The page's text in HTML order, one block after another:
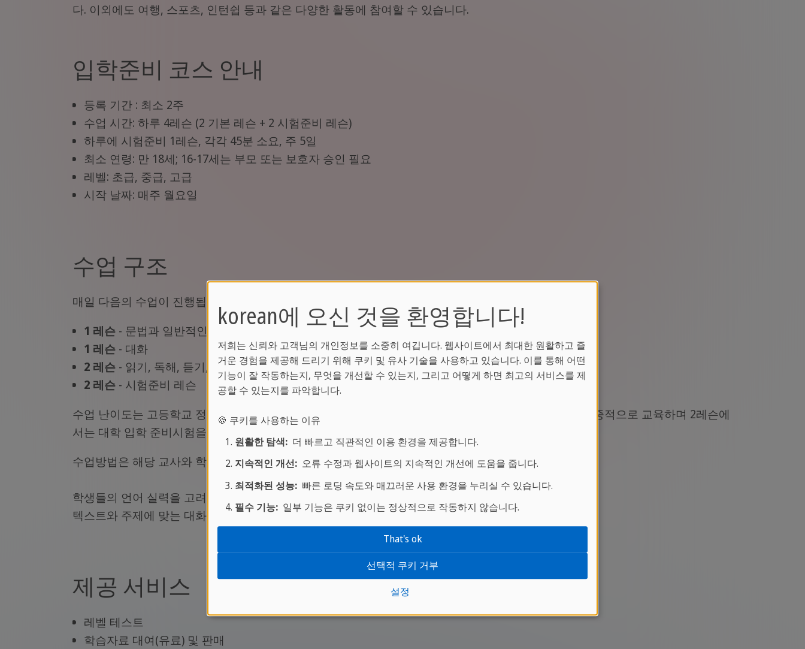
다. 이외에도 여행, 스포츠, 인턴쉽 등과 같은 다양한 활동에 참여할 수 있습니다.
입학준비 코스 안내
등록 기간 : 최소 2주
수업 시간: 하루 4레슨 (2 기본 레슨 + 2 시험준비 레슨)
하루에 시험준비 1레슨, 각각 45분 소요, 주 5일
최소 연령: 만 18세; 16-17세는 부모 또는 보호자 승인 필요
레벨: 초급, 중급, 고급
시작 날짜: 매주 월요일
수업 구조
매일 다음의 수업이 진행됩니다:
1 레슨 - 문법과 일반적인 어휘연습
1 레슨 - 대화
2 레슨 - 읽기, 독해, 듣기, 쓰기
2 레슨 - 시험준비 레슨
수업 난이도는 고등학교 정규과정 수준으로1레슨에서는 기본적인 문법, 어휘, 대화, 읽기, 듣기 영역을 집중적으로 교육하며 2레슨에
서는 대학 입학 준비시험을 대비한 내용으로 수업을 진행합니다.
수업방법은 해당 교사와 학생들에 따라 달라질 수 있습니다.
학생들의 언어 실력을 고려하여 지역 신문 및 잡지내용과 관련한 내용으로 수업을 진행합니다.
텍스트와 주제에 맞는 대화 및 토록수업의 형태로 진행되기도 합니다.
제공 서비스
레벨 테스트
학습자료 대여(유료) 및 판매
korean에 오신 것을 환영합니다!
저희는 신뢰와 고객님의 개인정보를 소중히 여깁니다. 웹사이트에서 최대한 원활하고 즐
거운 경험을 제공해 드리기 위해 쿠키 및 유사 기술을 사용하고 있습니다. 이를 통해 어떤
기능이 잘 작동하는지, 무엇을 개선할 수 있는지, 그리고 어떻게 하면 최고의 서비스를 제
공할 수 있는지를 파악합니다.
🍪 쿠키를 사용하는 이유
원활한 탐색:더 빠르고 직관적인 이용 환경을 제공합니다.
지속적인 개선:오류 수정과 웹사이트의 지속적인 개선에 도움을 줍니다.
최적화된 성능:빠른 로딩 속도와 매끄러운 사용 환경을 누리실 수 있습니다.
필수 기능:일부 기능은 쿠키 없이는 정상적으로 작동하지 않습니다.
설정
선택적 쿠키 거부
That's ok